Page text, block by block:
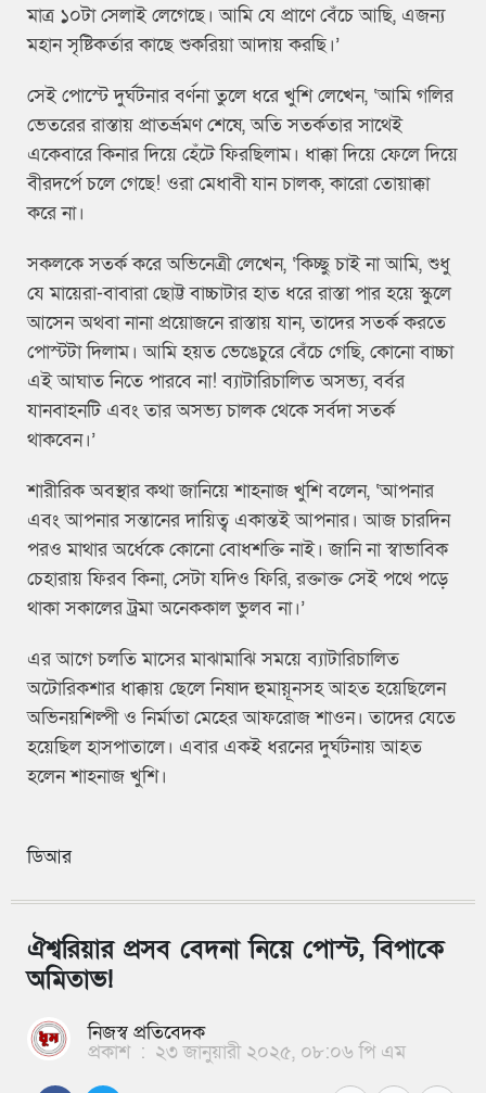
মাত্র ১০টা সেলাই লেগেছে। আমি যে প্রাণে বেঁচে আছি, এজন্য
মহান সৃষ্টিকর্তার কাছে শুকরিয়া আদায় করছি।’
সেই পোস্টে দুর্ঘটনার বর্ণনা তুলে ধরে খুশি লেখেন, ‘আমি গলির
ভেতরের রাস্তায় প্রাতর্ভ্রমণ শেষে, অতি সতর্কতার সাথেই
একেবারে কিনার দিয়ে হেঁটে ফিরছিলাম। ধাক্কা দিয়ে ফেলে দিয়ে
বীরদর্পে চলে গেছে! ওরা মেধাবী যান চালক, কারো তোয়াক্কা
করে না।
সকলকে সতর্ক করে অভিনেত্রী লেখেন, ‘কিচ্ছু চাই না আমি, শুধু
যে মায়েরা-বাবারা ছোট্ট বাচ্চাটার হাত ধরে রাস্তা পার হয়ে স্কুলে
আসেন অথবা নানা প্রয়োজনে রাস্তায় যান, তাদের সতর্ক করতে
পোস্টটা দিলাম। আমি হয়ত ভেঙেচুরে বেঁচে গেছি, কোনো বাচ্চা
এই আঘাত নিতে পারবে না! ব্যাটারিচালিত অসভ্য, বর্বর
যানবাহনটি এবং তার অসভ্য চালক থেকে সর্বদা সতর্ক
থাকবেন।’
শারীরিক অবস্থার কথা জানিয়ে শাহনাজ খুশি বলেন, ‘আপনার
এবং আপনার সন্তানের দায়িত্ব একান্তই আপনার। আজ চারদিন
পরও মাথার অর্ধেকে কোনো বোধশক্তি নাই। জানি না স্বাভাবিক
চেহারায় ফিরব কিনা, সেটা যদিও ফিরি, রক্তাক্ত সেই পথে পড়ে
থাকা সকালের ট্রমা অনেককাল ভুলব না।’
এর আগে চলতি মাসের মাঝামাঝি সময়ে ব্যাটারিচালিত
অটোরিকশার ধাক্কায় ছেলে নিষাদ হুমায়ূনসহ আহত হয়েছিলেন
অভিনয়শিল্পী ও নির্মাতা মেহের আফরোজ শাওন। তাদের যেতে
হয়েছিল হাসপাতালে। এবার একই ধরনের দুর্ঘটনায় আহত
হলেন শাহনাজ খুশি।
ডিআর
ঐশ্বরিয়ার প্রসব বেদনা নিয়ে পোস্ট, বিপাকে
অমিতাভ!
নিজস্ব প্রতিবেদক
প্রকাশ : ২৩ জানুয়ারী ২০২৫, ০৮:০৬ পি এম